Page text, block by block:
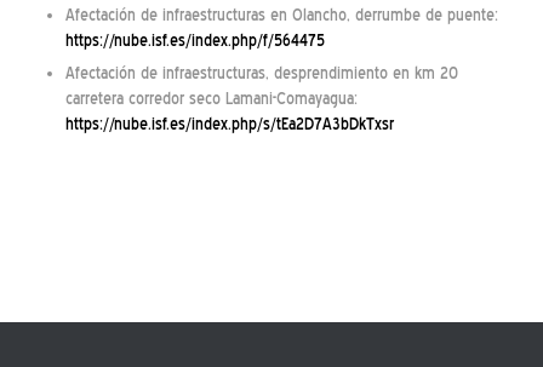
Afectación de infraestructuras en Olancho, derrumbe de puente:
https://nube.isf.es/index.php/f/564475
Afectación de infraestructuras, desprendimiento en km 20
carretera corredor seco Lamani-Comayagua:
https://nube.isf.es/index.php/s/tEa2D7A3bDkTxsr